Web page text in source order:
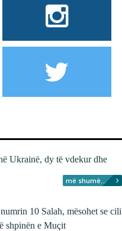
Ukrainë, dy të vdekur dhe
më shumë...
10 Salah, mësohet se cili
shpinën e Muçit